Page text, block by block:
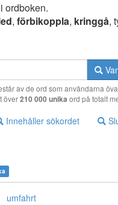
i ordboken.
, förbikoppla, kringgå,
av de ord som användarna
över210 000 unika ord på totalt
Innehåller sökordet
umfahrt